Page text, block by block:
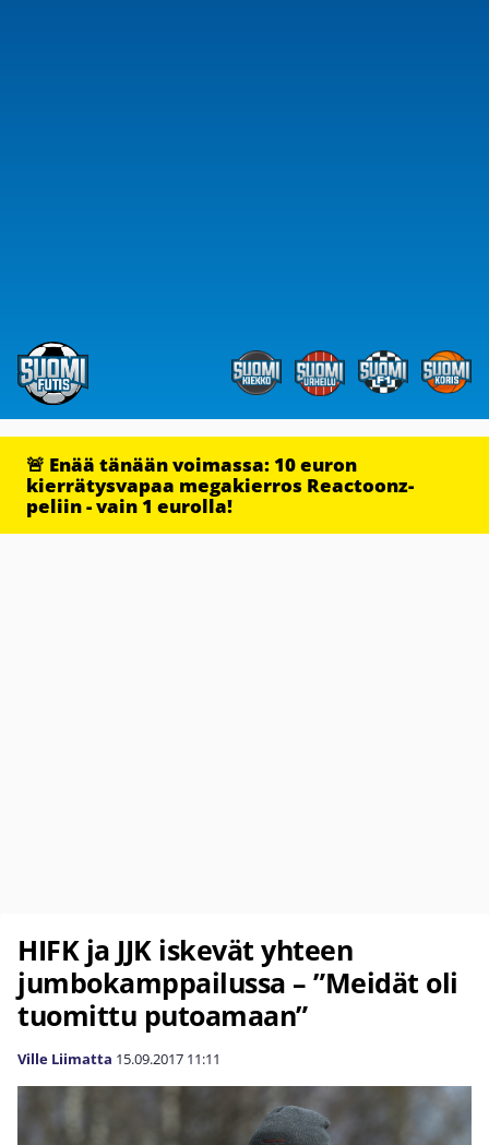
🚨 Enää tänään voimassa: 10 euron
kierrätysvapaa megakierros Reactoonz-
peliin - vain 1 eurolla!
HIFK ja JJK iskevät yhteen
jumbokamppailussa – ”Meidät oli
tuomittu putoamaan”
Ville Liimatta 15.09.2017 11:11